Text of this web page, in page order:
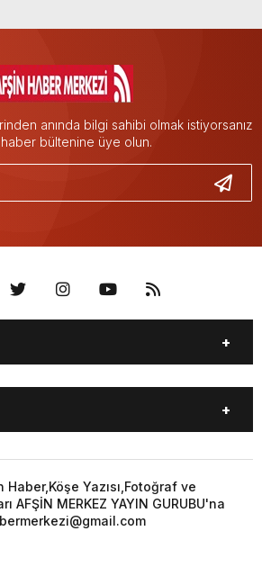
anında bilgi sahibi olmak istiyorsanız
bültenine üye olun.
EKONOMİ
YEREL HABERLER
…
3. SAYFA
KÜLTÜR
ÖZEL HABER
YEREL HABERLER
…
Yazısı,Fotoğraf ve
AFŞİN MERKEZ YAYIN GURUBU'na